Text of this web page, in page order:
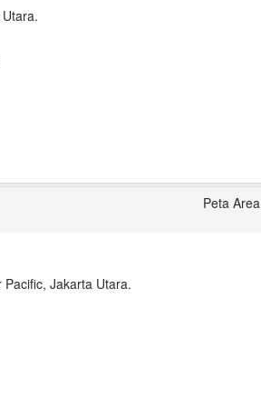
Peta Area
Jakarta Utara.